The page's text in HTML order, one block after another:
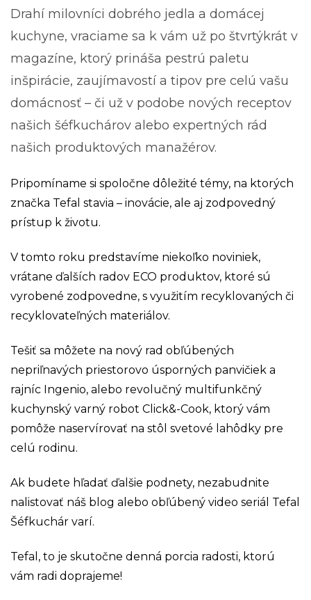
Drahí milovníci dobrého jedla a domácej
kuchyne, vraciame sa k vám už po štvrtýkrát v
magazíne, ktorý prináša pestrú paletu
inšpirácie, zaujímavostí a tipov pre celú vašu
domácnosť – či už v podobe nových receptov
našich šéfkuchárov alebo expertných rád
našich produktových manažérov.
Pripomíname si spoločne dôležité témy, na ktorých
značka Tefal stavia – inovácie, ale aj zodpovedný
prístup k životu.
V tomto roku predstavíme niekoľko noviniek,
vrátane ďalších radov ECO produktov, ktoré sú
vyrobené zodpovedne, s využitím recyklovaných či
recyklovateľných materiálov.
Tešiť sa môžete na nový rad obľúbených
nepriľnavých priestorovo úsporných panvičiek a
rajníc Ingenio, alebo revolučný multifunkčný
kuchynský varný robot Click&-Cook, ktorý vám
pomôže naservírovať na stôl svetové lahôdky pre
celú rodinu.
Ak budete hľadať ďalšie podnety, nezabudnite
nalistovať náš blog alebo obľúbený video seriál Tefal
Šéfkuchár varí.
Tefal, to je skutočne denná porcia radosti, ktorú
vám radi doprajeme!